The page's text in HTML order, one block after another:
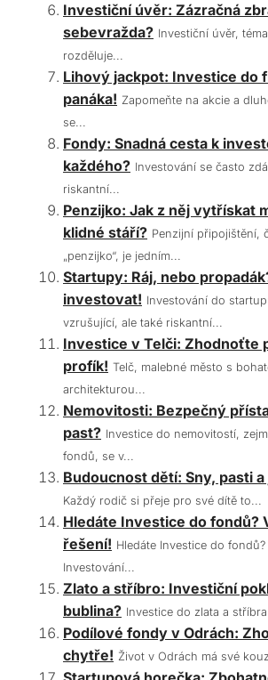
Investiční úvěr: Zázračná
sebevražda? Investiční úvěr,
rozděluje...
Lihový jackpot: Investice do
panáka! Zapomeňte na akcie a
se...
Fondy: Snadná cesta k
každého? Investování se často
riskantní...
Penzijko: Jak z něj vytřískat
klidné stáří? Penzijní připojištění,
„penzijko“, je jedním...
Startupy: Ráj, nebo
investovat! Investování do
vzrušující, ale také riskantní...
Investice v Telči: Zhodnoťte
profík! Telč, malebné město s
architekturou...
Nemovitosti: Bezpečný
past? Investice do nemovitostí,
fondů, se v...
Budoucnost dětí: Sny, pasti
Každý rodič si přeje pro své dítě to...
Hledáte Investice do fondů?
řešení! Hledáte Investice do
Investování...
Zlato a stříbro: Investiční
bublina? Investice do zlata a
Podílové fondy v Odrách:
chytře! Život v Odrách má své